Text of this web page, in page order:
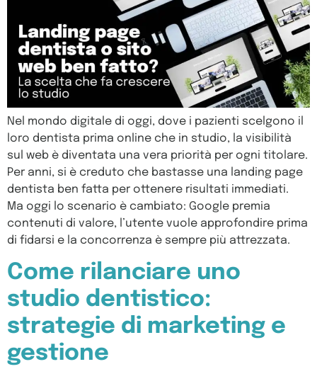
Nel mondo digitale di oggi, dove i pazienti scelgono il
loro dentista prima online che in studio, la visibilità
sul web è diventata una vera priorità per ogni titolare.
Per anni, si è creduto che bastasse una landing page
dentista ben fatta per ottenere risultati immediati.
Ma oggi lo scenario è cambiato: Google premia
contenuti di valore, l’utente vuole approfondire prima
di fidarsi e la concorrenza è sempre più attrezzata.
Come rilanciare uno
studio dentistico:
strategie di marketing e
gestione